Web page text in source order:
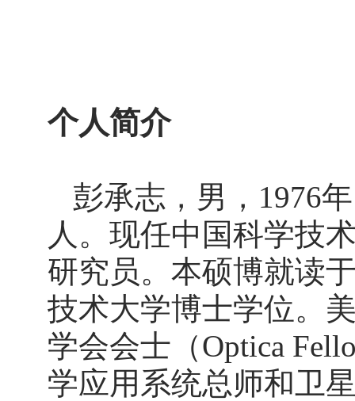
个人简介
彭承志，男，1976
人。现任中国科学技
研究员。本硕博就读
技术大学博士学位。
学会会士（Optica
学应用系统总师和卫